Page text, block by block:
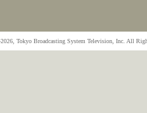
2026, Tokyo Broadcasting System Television, Inc. All